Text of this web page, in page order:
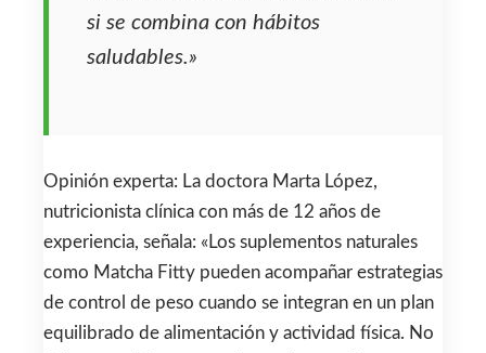
si se combina con hábitos
saludables.»
Opinión experta: La doctora Marta López,
nutricionista clínica con más de 12 años de
experiencia, señala: «Los suplementos naturales
como Matcha Fitty pueden acompañar estrategias
de control de peso cuando se integran en un plan
equilibrado de alimentación y actividad física. No